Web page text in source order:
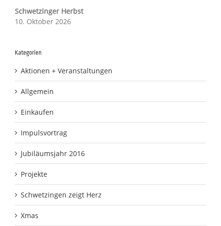
Schwetzinger Herbst
10. Oktober 2026
Kategorien
Aktionen + Veranstaltungen
Allgemein
Einkaufen
Impulsvortrag
Jubiläumsjahr 2016
Projekte
Schwetzingen zeigt Herz
Xmas